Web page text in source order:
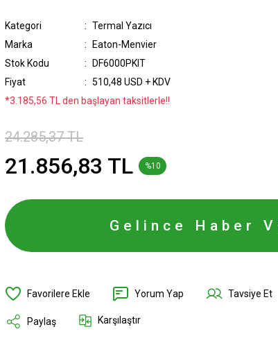
Kategori
Termal Yazıcı
Marka
Eaton-Menvier
Stok Kodu
DF6000PKIT
Fiyat
510,48 USD + KDV
*3.185,56 TL den başlayan taksitlerle!!
24.285,37 TL
21.856,83 TL %10
Gelince Haber
Yorum Yap Tavsiye Et
Paylaş Karşılaştır